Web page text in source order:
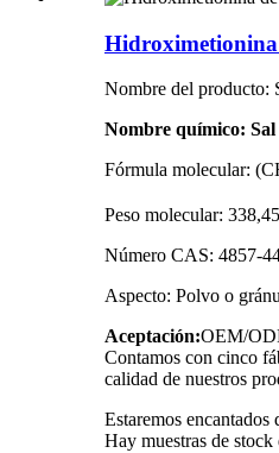
Nombre del producto:
Nombre químico:
Fórmula molecular:
Peso molecular: 338,45
Número CAS: 4857-
Aspecto: Polvo o
Aceptación:OEM/
Contamos con cinco
calidad de nuestros
Estaremos
Hay muestras de